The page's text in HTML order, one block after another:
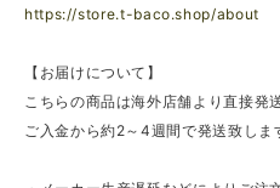
https://store.t-baco.shop/about
【お届けについて】
こちらの商品は海外店舗より直接発
ご入金から約2～4週間で発送致しま